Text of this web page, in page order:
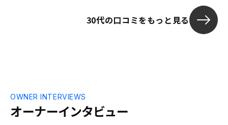
れば良かった
の諸費用の部
ので、契約の
30代の口コミをもっと見る
オーナーインタビュー
OWNER INTERVIEWS